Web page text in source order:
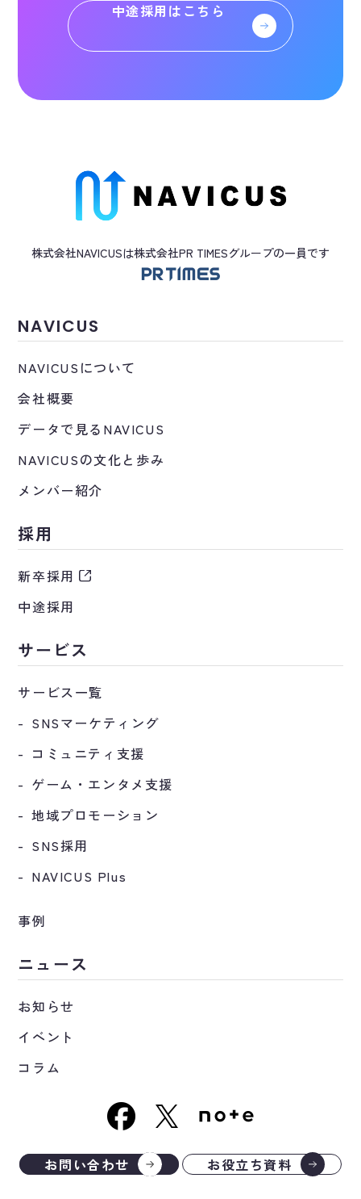
中途採用はこちら
株式会社NAVICUSは株式会社PR TIMESグループの一員です
NAVICUS
NAVICUSについて
会社概要
データで見るNAVICUS
NAVICUSの文化と歩み
メンバー紹介
採用
新卒採用
中途採用
サービス
サービス一覧
SNSマーケティング
コミュニティ支援
ゲーム・エンタメ支援
地域プロモーション
SNS採用
NAVICUS Plus
事例
ニュース
お知らせ
イベント
コラム
お問い合わせ お役立ち資料